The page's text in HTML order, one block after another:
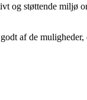
støttende miljø
af de